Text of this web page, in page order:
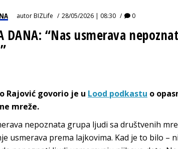
autorBIZLife 28/05/2026 | 08:30 0
DANA: “Nas usmerava
Rajović govorio je u Lood podkastu o
mreže.
nepoznata grupa ljudi sa društvenih
usmerava prema lajkovima. Kad je to bilo –